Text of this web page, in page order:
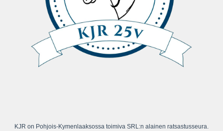
KJR on Pohjois-Kymenlaaksossa toimiva SRL:n alainen ratsastusseura.